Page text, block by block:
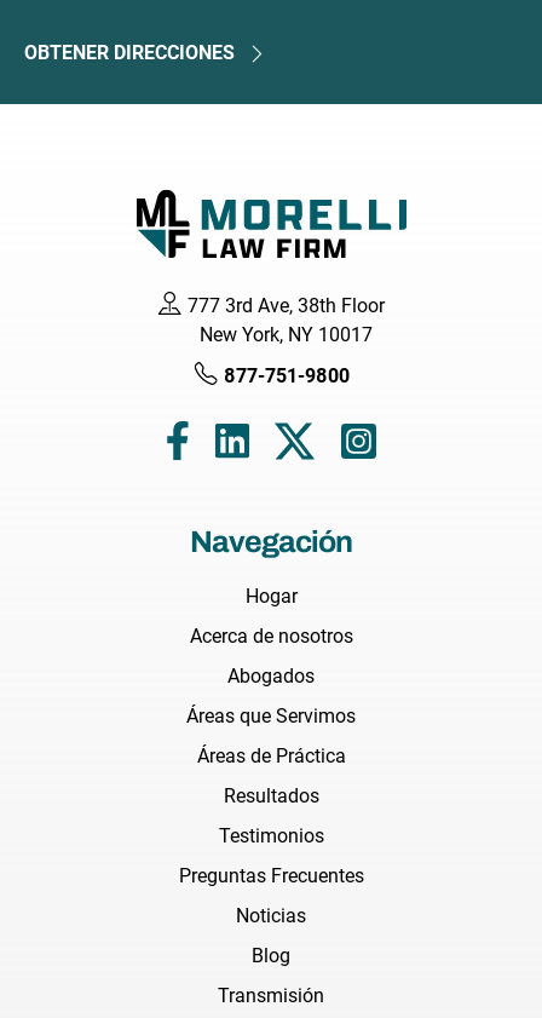
OBTENER DIRECCIONES
777 3rd Ave, 38th Floor
New York, NY 10017
877-751-9800
Navegación
Hogar
Acerca de nosotros
Abogados
Áreas que Servimos
Áreas de Práctica
Resultados
Testimonios
Preguntas Frecuentes
Noticias
Blog
Transmisión